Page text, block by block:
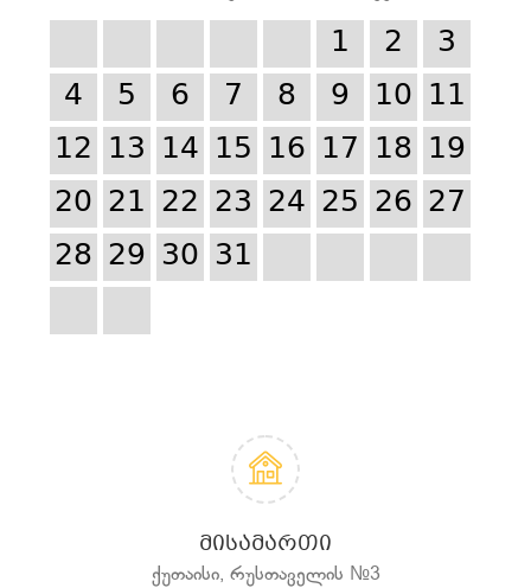
1 2
3
4
5 6 7 8 9 10 11
12 13 14 15 16 17 18 19
20 21 22 23 24 25 26 27
28 29 30 31
ᲛᲘᲡᲐᲛᲐᲠᲗᲘ
ქუთაისი, რუსთაველის №3